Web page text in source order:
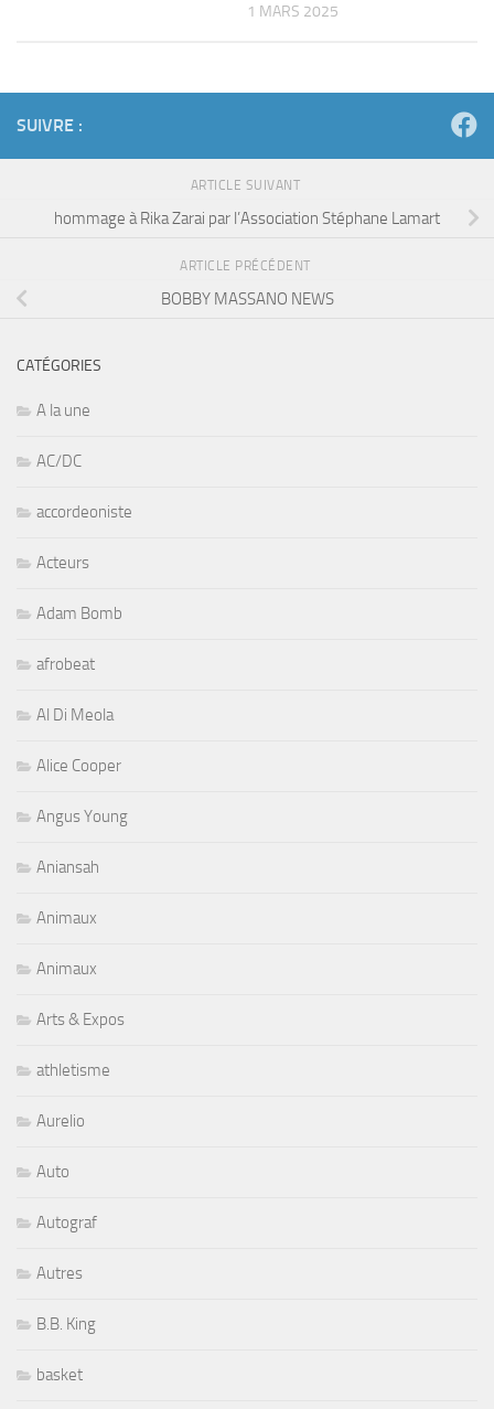
1 MARS 2025
SUIVRE :
ARTICLE SUIVANT
hommage à Rika Zarai par l’Association Stéphane Lamart
ARTICLE PRÉCÉDENT
BOBBY MASSANO NEWS
CATÉGORIES
A la une
AC/DC
accordeoniste
Acteurs
Adam Bomb
afrobeat
Al Di Meola
Alice Cooper
Angus Young
Aniansah
Animaux
Animaux
Arts & Expos
athletisme
Aurelio
Auto
Autograf
Autres
B.B. King
basket